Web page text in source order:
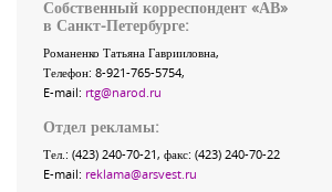
Собственный корреспондент «АВ»
в Санкт-Петербурге:
Романенко Татьяна Гаврииловна,
Телефон: 8-921-765-5754,
E-mail: rtg@narod.ru
Отдел рекламы:
Тел.: (423) 240-70-21, факс: (423) 240-70-22
E-mail: reklama@arsvest.ru